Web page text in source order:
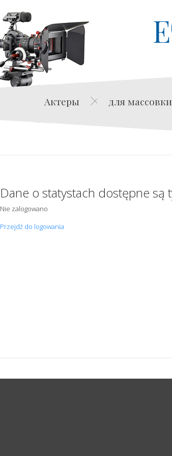
Актеры для массовки
Dane o statystach dostępne
Nie zalogowano
Przejdź do logowania